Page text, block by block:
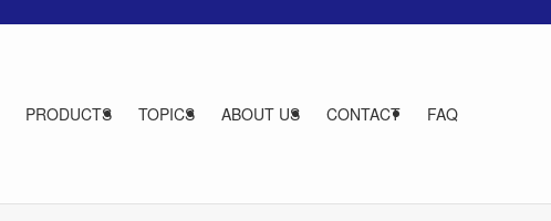
PRODUCTS TOPICS ABOUT US CONTACT FAQ